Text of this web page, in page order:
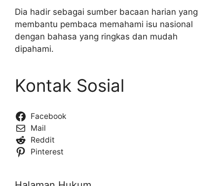
Dia hadir sebagai sumber bacaan harian yang
membantu pembaca memahami isu nasional
dengan bahasa yang ringkas dan mudah
dipahami.
Kontak Sosial
Facebook
Mail
Reddit
Pinterest